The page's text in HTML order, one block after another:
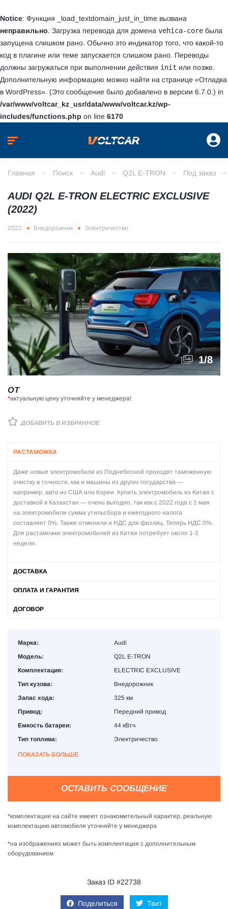
Notice: Функция _load_textdomain_just_in_time вызвана
неправильно. Загрузка перевода для домена vehica-core была
запущена слишком рано. Обычно это индикатор того, что какой-то
код в плагине или теме запускается слишком рано. Переводы
должны загружаться при выполнении действия init или позже.
Дополнительную информацию можно найти на странице «Отладка
в WordPress». (Это сообщение было добавлено в версии 6.7.0.) in
/var/www/voltcar_kz_usr/data/www/voltcar.kz/wp-
includes/functions.php on line 6170
Главная Поиск Audi Q2L E-TRON Под заказ
AUDI Q2L E-TRON ELECTRIC EXCLUSIVE
(2022)
2022 Внедорожник Электричество
1/8
ОТ
*актуальную цену уточняйте у менеджера!
ДОБАВИТЬ В ИЗБРАННОЕ
РАСТАМОЖКА
Даже новые электромобили из Поднебесной проходят таможенную
очистку в точности, как и машины из других государства —
например, авто из США или Кореи. Купить электромобиль из Китая с
доставкой в Казахстан — очень выгодно, так как с 2022 года с 1 мая
на электромобили сумма утильсбора и ежегодного налога
составляет 0%. Также отменили и НДС для физлиц. Теперь НДС 0%.
Для растаможки электромобилей из Китая потребует около 1-2
недели.
ДОСТАВКА
ОПЛАТА И ГАРАНТИЯ
ДОГОВОР
Марка:
Audi
Модель:
Q2L E-TRON
Комплектация:
ELECTRIC EXCLUSIVE
Тип кузова:
Внедорожник
Запас хода:
325 км
Привод:
Передний привод
Емкость батареи:
44 кВтч
Тип топлива:
Электричество
ПОКАЗАТЬ БОЛЬШЕ
ОСТАВИТЬ СООБЩЕНИЕ
*комплектации на сайте имеют ознакомительный характер, реальную
комплектацию автомобиля уточняйте у менеджера
*на изображениях может быть комплектация с дополнительным
оборудованием
Заказ ID #22738
Поделиться Твит